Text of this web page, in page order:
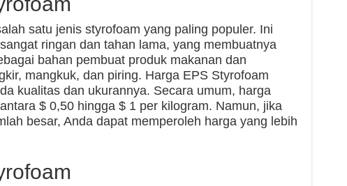
satu jenis styrofoam yang paling populer. Ini
ringan dan tahan lama, yang membuatnya
bahan pembuat produk makanan dan
mangkuk, dan piring. Harga EPS Styrofoam
kualitas dan ukurannya. Secara umum, harga
$ 0,50 hingga $ 1 per kilogram. Namun, jika
besar, Anda dapat memperoleh harga yang lebih